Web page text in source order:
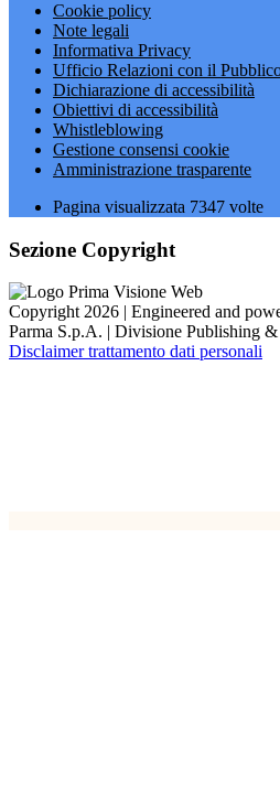
Cookie policy
Note legali
Informativa Privacy
Ufficio Relazioni con il
Dichiarazione di accessibilità
Obiettivi di accessibilità
Whistleblowing
Gestione consensi cookie
Amministrazione trasparente
Pagina visualizzata 7347 volte
Sezione Copyright
Copyright 2026 | Engineered and
Parma S.p.A. | Divisione Publishing
Disclaimer trattamento dati personali